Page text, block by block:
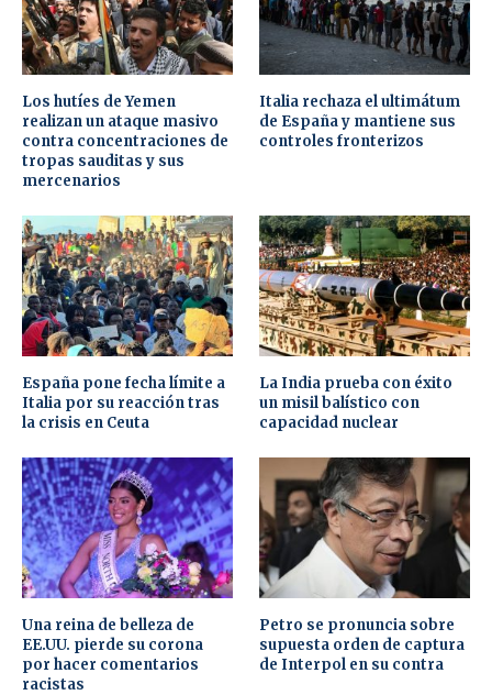
Los hutíes de Yemen
realizan un ataque masivo
contra concentraciones de
tropas sauditas y sus
mercenarios
Italia rechaza el ultimátum
de España y mantiene sus
controles fronterizos
España pone fecha límite a
Italia por su reacción tras
la crisis en Ceuta
La India prueba con éxito
un misil balístico con
capacidad nuclear
Una reina de belleza de
EE.UU. pierde su corona
por hacer comentarios
racistas
Petro se pronuncia sobre
supuesta orden de captura
de Interpol en su contra